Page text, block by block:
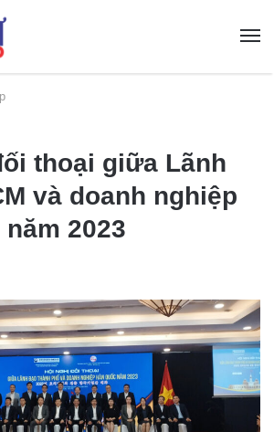
thoại giữa Lãnh
và doanh nghiệp
2023